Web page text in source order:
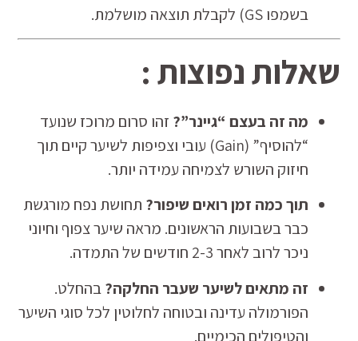
בשמפו GS) לקבלת תוצאה מושלמת.
שאלות נפוצות :
מה זה בעצם “גיינר”? זהו סרום מרוכז שנועד
“להוסיף” (Gain) עובי וצפיפות לשיער קיים תוך
חיזוק השורש לצמיחה עמידה יותר.
תוך כמה זמן רואים שיפור? תחושת נפח מורגשת
כבר בשבועות הראשונים. מראה שיער צפוף וחיוני
ניכר לרוב לאחר 2-3 חודשים של התמדה.
זה מתאים לשיער שעבר החלקה?בהחלט.
הפורמולה עדינה ובטוחה לחלוטין לכל סוגי השיער
והטיפולים הכימיים.